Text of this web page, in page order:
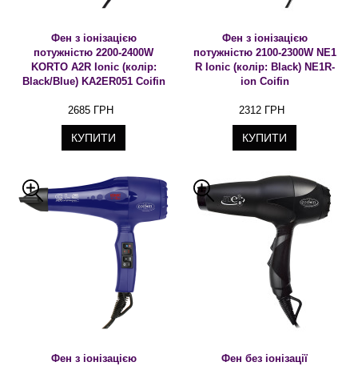
Фен з іонізацією
потужністю 2200-2400W
KORTO A2R Ionic (колір:
Black/Blue) KA2ER051 Coifin
2685 ГРН
КУПИТИ
Фен з іонізацією
потужністю 2100-2300W NE1
R Ionic (колір: Black) NE1R-
ion Coifin
2312 ГРН
КУПИТИ
Фен з іонізацією
Фен без іонізації